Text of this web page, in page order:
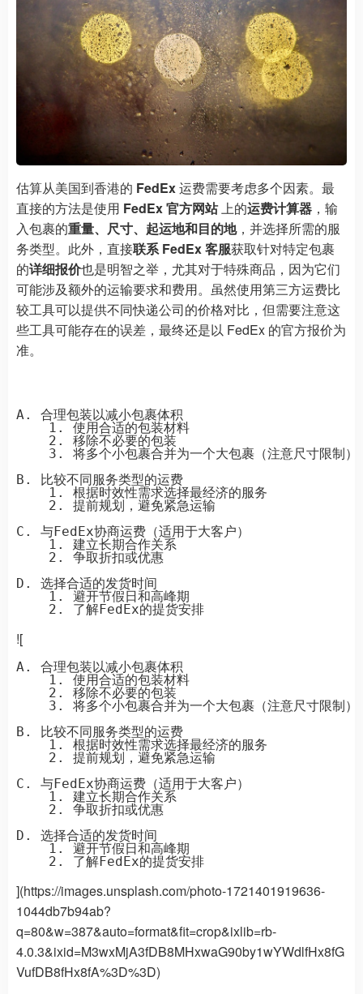
估算从美国到香港的 FedEx运费需要考虑多个因素。最
直接的方法是使用 FedEx 官方网站上的运费计算器 ，输
入包裹的重量、尺寸、起运地和目的地，并选择所需的服
务类型。此外，直接联系 FedEx 客服获取针对特定包裹
的详细报价也是明智之举，尤其对于特殊商品，因为它们
可能涉及额外的运输要求和费用。虽然使用第三方运费比
较工具可以提供不同快递公司的价格对比，但需要注意这
些工具可能存在的误差，最终还是以 FedEx 的官方报价为
准。
A. 合理包装以减小包裹体积
    1. 使用合适的包装材料
    2. 移除不必要的包装
    3. 将多个小包裹合并为一个大包裹（注意尺寸限制）
B. 比较不同服务类型的运费
    1. 根据时效性需求选择最经济的服务
    2. 提前规划，避免紧急运输
C. 与FedEx协商运费（适用于大客户）
    1. 建立长期合作关系
    2. 争取折扣或优惠
D. 选择合适的发货时间
    1. 避开节假日和高峰期
![
A. 合理包装以减小包裹体积
    1. 使用合适的包装材料
    2. 移除不必要的包装
    3. 将多个小包裹合并为一个大包裹（注意尺寸限制）
B. 比较不同服务类型的运费
    1. 根据时效性需求选择最经济的服务
    2. 提前规划，避免紧急运输
C. 与FedEx协商运费（适用于大客户）
    1. 建立长期合作关系
    2. 争取折扣或优惠
D. 选择合适的发货时间
    1. 避开节假日和高峰期
](https://images.unsplash.com/photo-1721401919636-
1044db7b94ab?
q=80&w=387&auto=format&fit=crop&ixlib=rb-
4.0.3&ixid=M3wxMjA3fDB8MHxwaG90by1wYWdlfHx8fG
VufDB8fHx8fA%3D%3D)